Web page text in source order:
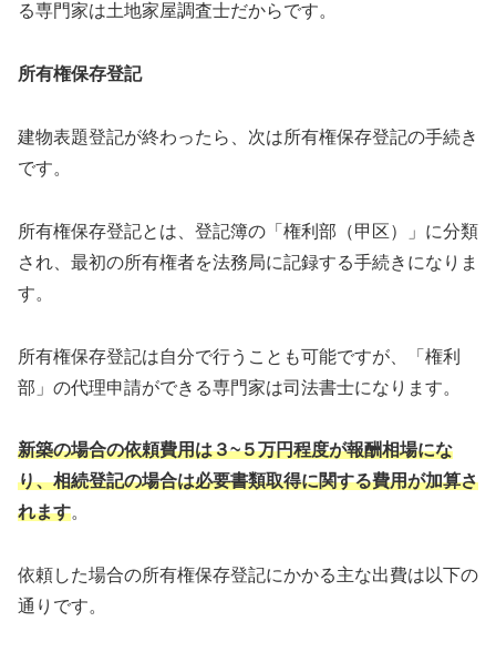
る専門家は土地家屋調査士だからです。
所有権保存登記
建物表題登記が終わったら、次は所有権保存登記の手続き
です。
所有権保存登記とは、登記簿の「権利部（甲区）」に分類
され、最初の所有権者を法務局に記録する手続きになりま
す。
所有権保存登記は自分で行うことも可能ですが、「権利
部」の代理申請ができる専門家は司法書士になります。
新築の場合の依頼費用は３~５万円程度が報酬相場にな
り、相続登記の場合は必要書類取得に関する費用が加算さ
れます。
依頼した場合の所有権保存登記にかかる主な出費は以下の
通りです。